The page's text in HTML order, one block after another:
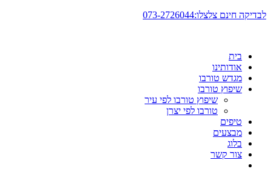
דלג
לבדיקה חינם צלצלו:073-2726044
בית
אודותינו
מגדש טורבו
שיפוץ טורבו
שיפוץ טורבו לפי עיר
טורבו לפי יצרן
טיפים
מבצעים
בלוג
צור קשר